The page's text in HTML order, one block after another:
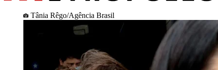
Tânia Rêgo/Agência Brasil